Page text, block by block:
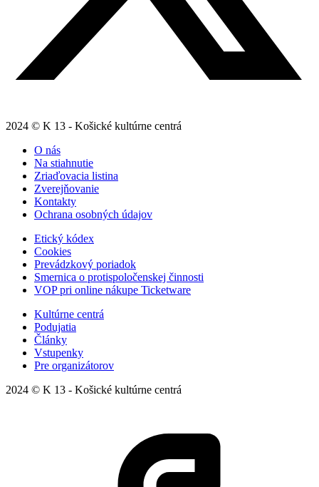
2024 © K 13 - Košické kultúrne centrá
O nás
Na stiahnutie
Zriaďovacia listina
Zverejňovanie
Kontakty
Ochrana osobných údajov
Etický kódex
Cookies
Prevádzkový poriadok
Smernica o protispoločenskej činnosti
VOP pri online nákupe Ticketware
Kultúrne centrá
Podujatia
Články
Vstupenky
Pre organizátorov
2024 © K 13 - Košické kultúrne centrá